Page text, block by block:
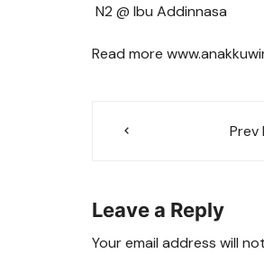
N2 @ Ibu Addinnasa
Read more
Prev
Leave a Reply
Your email address will